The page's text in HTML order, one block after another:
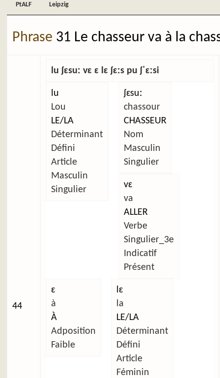
PtALF Leipzig
Phrase 31 Le chasseur va à la
44
lu ʃɛsuː vɛ ɛ lɛ ʃɛːs pu ʃˈɛːsi
lu
Lou
LE/LA
Déterminant
Défini
Article
Masculin
Singulier
ʃɛsuː
chassour
CHASSEUR
Nom
Masculin
Singulier
vɛ
va
ALLER
Verbe
Singulier_3e
Indicatif
Présent
ɛ
à
À
Adposition
Faible
lɛ
la
LE/LA
Déterminant
Défini
Article
Féminin